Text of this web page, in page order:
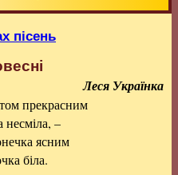
пісень
Леся Українка
прекрасним
несміла, –
ясним
біла.